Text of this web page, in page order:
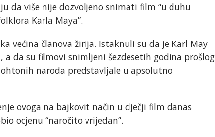
da više nije dozvoljeno snimati film “u duhu
Karla Maya”.
većina članova žirija. Istaknuli su da je Karl May
da su filmovi snimljeni šezdesetih godina prošlog
naroda predstavljale u apsolutno
ovoga na bajkovit način u dječji film danas
ocjenu “naročito vrijedan”.